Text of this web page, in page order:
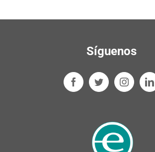
Síguenos